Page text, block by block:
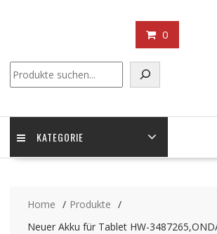
0
KATEGORIE
Home
Produkte
Neuer Akku für Tablet HW-